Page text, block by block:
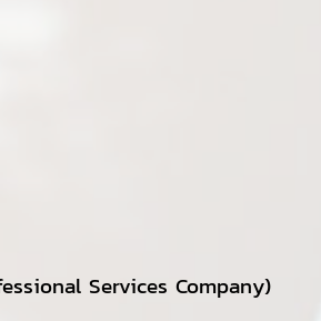
Services Company)